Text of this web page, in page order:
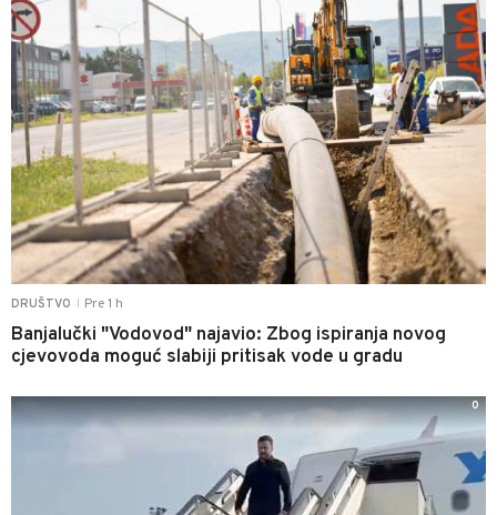
DRUŠTVO Pre 1 h
Banjalučki "Vodovod" najavio: Zbog ispiranja novog
cjevovoda moguć slabiji pritisak vode u gradu
0